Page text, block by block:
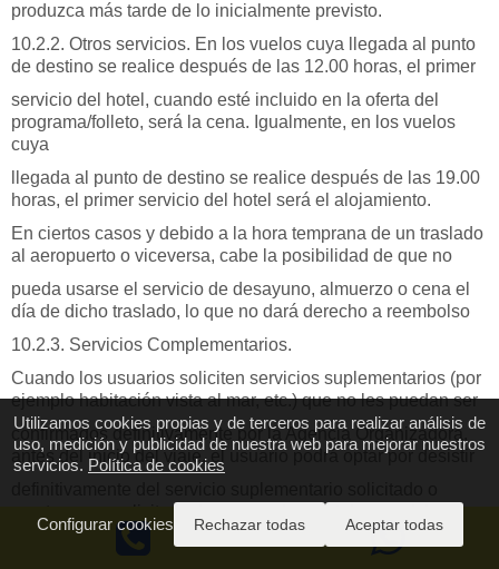
Utilizamos cookies propias y de terceros para realizar análisis de
uso, medición y publicidad de nuestra web para mejorar nuestros
servicios. Política de cookies
Configurar cookies Rechazar todas Aceptar todas
produzca más tarde de lo inicialmente previsto.
10.2.2. Otros servicios. En los vuelos cuya llegada al punto
de destino se realice después de las 12.00 horas, el primer
servicio del hotel, cuando esté incluido en la oferta del
programa/folleto, será la cena. Igualmente, en los vuelos
cuya
llegada al punto de destino se realice después de las 19.00
horas, el primer servicio del hotel será el alojamiento.
En ciertos casos y debido a la hora temprana de un traslado
al aeropuerto o viceversa, cabe la posibilidad de que no
pueda usarse el servicio de desayuno, almuerzo o cena el
día de dicho traslado, lo que no dará derecho a reembolso
10.2.3. Servicios Complementarios.
Cuando los usuarios soliciten servicios suplementarios (por
ejemplo habitación vista al mar, etc.) que no les puedan ser
confirmados definitivamente por la Agencia Organizadora,
antes del inicio del viaje, el usuario podrá optar por desistir
puedan